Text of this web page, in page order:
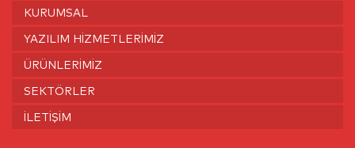
KURUMSAL
YAZILIM HIZMETLERIMIZ
ÜRÜNLERIMIZ
SEKTÖRLER
İLETIŞIM